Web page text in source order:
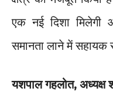
एक नई दिशा
समानता लाने में सहायक
यशपाल गहलोत, अध्यक्ष